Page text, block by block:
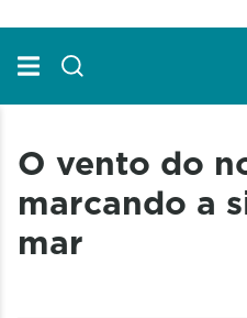
O vento do
marcando a
mar